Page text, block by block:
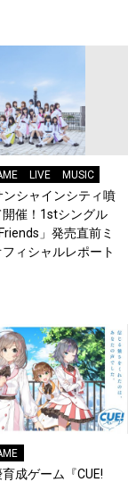
LIVE MUSIC
ンシャインシティ噴
催！1stシングル
」発売直前ミ
ィシャルレポート
成ゲーム『CUE!